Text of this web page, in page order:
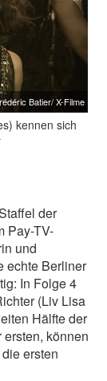
Batier/ X-Filme
kennen sich
der
Pay-TV-
und
echte Berliner
In Folge 4
(Liv Lisa
Hälfte der
können
ersten